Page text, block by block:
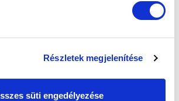
Részletek megjelenítése
süti engedélyezése
2021.05.09